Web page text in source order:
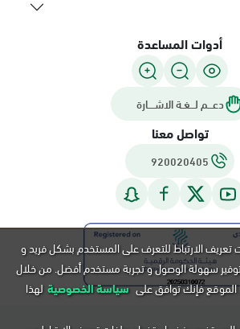
أدوات المساعدة
دعـــم لـــغـة الاشــــارة
تواصل معنا
920020405
الارتباط للتعرف على المستخدم بشكل فريد و
سهولة الوصول و تجربة مستخدم أفضل. من خلال
الموقع فإنك توافق على سياسة الخصوصية لهذا